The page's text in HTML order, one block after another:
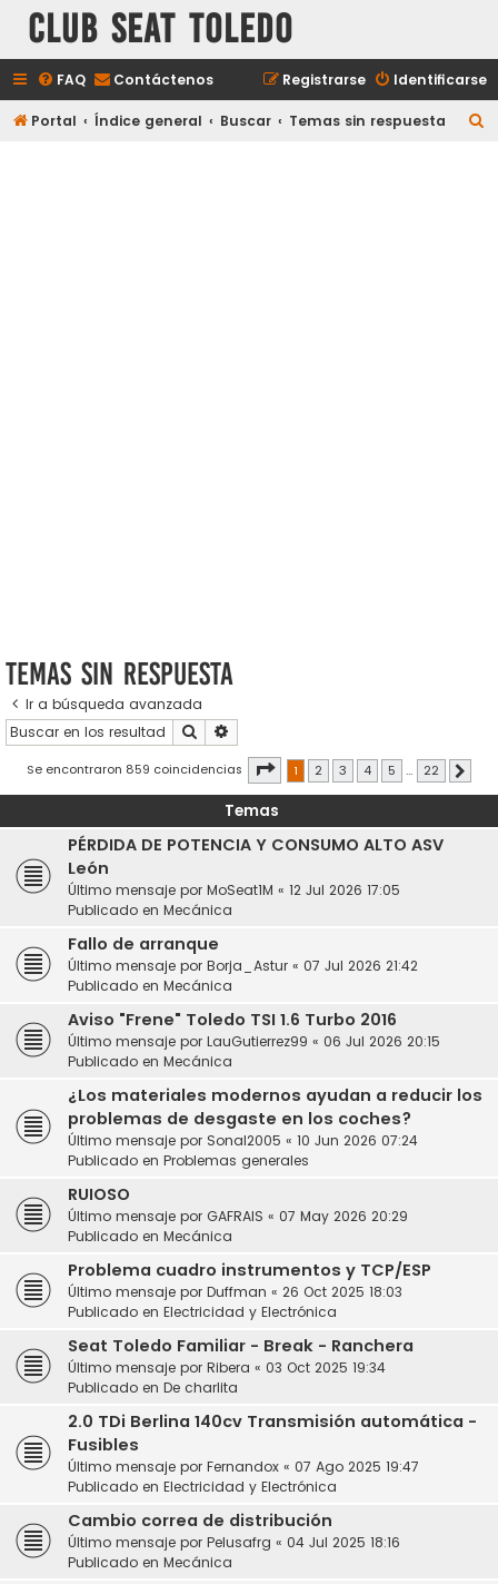
Club Seat Toledo
FAQ Contáctenos Identificarse
Registrarse
Portal Índice general Buscar Temas sin respuesta
Temas sin respuesta
Ir a búsqueda avanzada
Buscar
Se encontraron 859 coincidencias Página de 22
1 2 3 4 5 … 22
Temas
PÉRDIDA DE POTENCIA Y CONSUMO ALTO ASV
León
Último mensaje por MoSeat1M « 12 Jul 2026 17:05
Publicado en Mecánica
Fallo de arranque
Último mensaje por Borja_Astur « 07 Jul 2026 21:42
Publicado en Mecánica
Aviso "Frene" Toledo TSI 1.6 Turbo 2016
Último mensaje por LauGutierrez99 « 06 Jul 2026 20:15
Publicado en Mecánica
¿Los materiales modernos ayudan a reducir los
problemas de desgaste en los coches?
Último mensaje por Sonal2005 « 10 Jun 2026 07:24
Publicado en Problemas generales
RUIOSO
Último mensaje por GAFRAIS « 07 May 2026 20:29
Publicado en Mecánica
Problema cuadro instrumentos y TCP/ESP
Último mensaje por Duffman « 26 Oct 2025 18:03
Publicado en Electricidad y Electrónica
Seat Toledo Familiar - Break - Ranchera
Último mensaje por Ribera « 03 Oct 2025 19:34
Publicado en De charlita
2.0 TDi Berlina 140cv Transmisión automática -
Fusibles
Último mensaje por Fernandox « 07 Ago 2025 19:47
Publicado en Electricidad y Electrónica
Cambio correa de distribución
Último mensaje por Pelusafrg « 04 Jul 2025 18:16
Publicado en Mecánica